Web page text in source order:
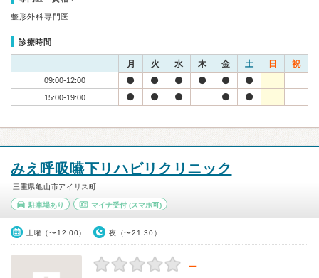
整形外科専門医
診療時間
月 火 水 木 金 土 日 祝
09:00-12:00
15:00-19:00
みえ呼吸嚥下リハビリクリニック
三重県亀山市アイリス町
駐車場あり マイナ受付(スマホ可)
土曜（〜12:00） 夜（〜21:30）
－